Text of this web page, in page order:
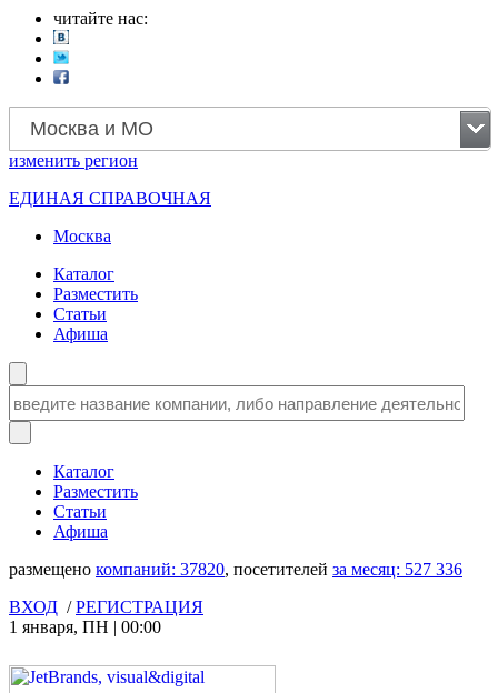
читайте нас:
Москва и МО
изменить регион
ЕДИНАЯ СПРАВОЧНАЯ
Москва
Каталог
Разместить
Статьи
Афиша
Каталог
Разместить
Статьи
Афиша
размещено компаний: 37820, посетителей за месяц: 527 336
ВХОД /РЕГИСТРАЦИЯ
1 января, ПН | 00:00